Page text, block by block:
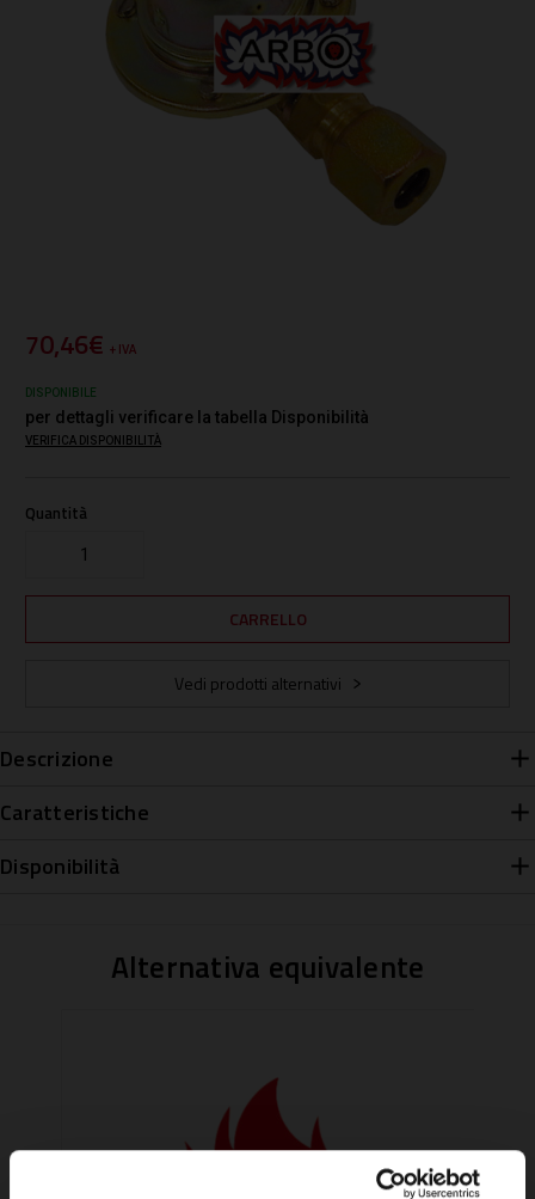
70,46€ + IVA
DISPONIBILE
per dettagli verificare la tabella Disponibilità
VERIFICA DISPONIBILITÀ
Quantità
Vedi prodotti alternativi
Descrizione
Caratteristiche
Disponibilità
Alternativa equivalente